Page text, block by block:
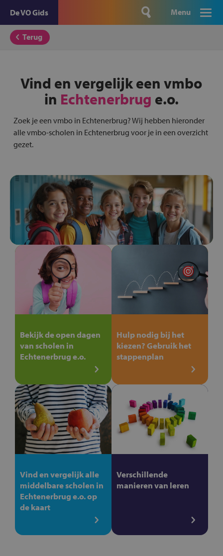
De VO Gids Menu
Terug
Vind en vergelijk een vmbo
in Echtenerbrug e.o.
Zoek je een vmbo in Echtenerbrug? Wij hebben hieronder
alle vmbo-scholen in Echtenerbrug voor je in een overzicht
gezet.
Bekijk de open dagen
van scholen in
Echtenerbrug e.o.
Hulp nodig bij het
kiezen? Gebruik het
stappenplan
Vind en vergelijk alle
middelbare scholen in
Echtenerbrug e.o. op
de kaart
Verschillende
manieren van leren